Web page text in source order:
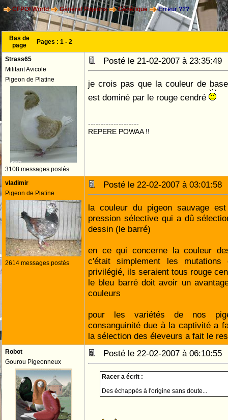
CFPOI World Général Pigeons Génétique Erreur ???
Bas de
page
Pages : 1 - 2
Strass65
Militant Avicole
Pigeon de Platine
3108 messages postés
Posté le 21-02-2007 à
je crois pas que la couleur de
est dominé par le rouge cendré
--------------------
REPERE POWAA !!
vladimir
Pigeon de Platine
2614 messages postés
Posté le 22-02-2007 à
la couleur du pigeon sauvage
pression sélective qui a dû
dessin (le barré)
en ce qui concerne la couleur
c'était simplement les mutations
privilégié, ils seraient tous rouge
le bleu barré doit avoir un
couleurs
pour les variétés de nos
consanguinité due à la captivité a
la sélection des éleveurs a fait le
Robot
Gourou Pigeonneux
Posté le 22-02-2007 à
Racer a écrit :
Des échappés à l'origine sans doute...